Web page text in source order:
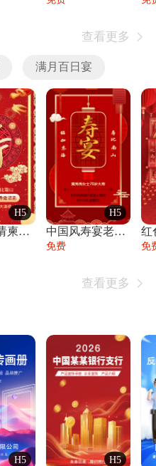
查看更多 
满月百日宴
H5
喜庆寿宴请柬老人生日宴会邀请函请柬过大寿
H5
中国风寿宴老人生日宴会邀请函寿宴请帖请柬
免费 免
查看更多 
H5 H5